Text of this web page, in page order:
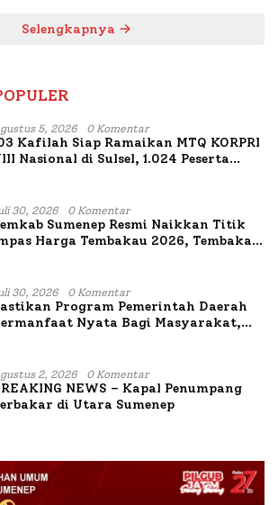
Selengkapnya
5, 2026 0 Komentar
Kafilah Siap Ramaikan MTQ KORPRI
Nasional di Sulsel, 1.024 Peserta
30, 2026 0 Komentar
Sumenep Resmi Naikkan Titik
Harga Tembakau 2026, Tembakau
30, 2026 0 Komentar
Program Pemerintah Daerah
Nyata Bagi Masyarakat,
Timur
2, 2026 0 Komentar
NEWS – Kapal Penumpang
di Utara Sumenep